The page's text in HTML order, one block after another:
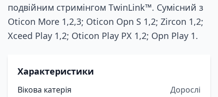
подвійним стримінгом TwinLink™. Сумісний з
Oticon More 1,2,3; Oticon Opn S 1,2; Zircon 1,2;
Xceed Play 1,2; Oticon Play PX 1,2; Opn Play 1.
Характеристики
Вікова катерія
Дорослі